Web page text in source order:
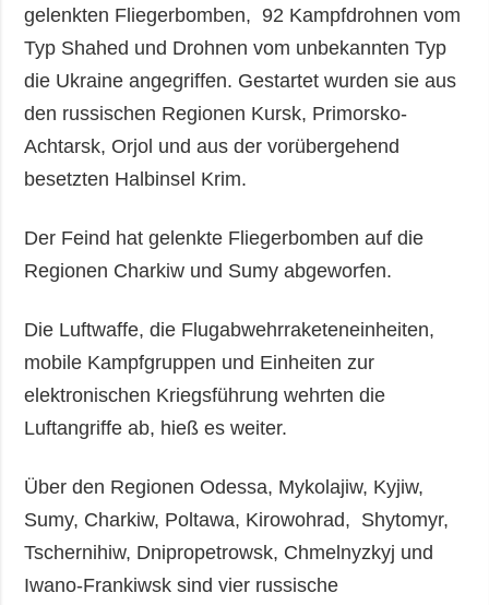
gelenkten Fliegerbomben, 92 Kampfdrohnen vom
Typ Shahed und Drohnen vom unbekannten Typ
die Ukraine angegriffen. Gestartet wurden sie aus
den russischen Regionen Kursk, Primorsko-
Achtarsk, Orjol und aus der vorübergehend
besetzten Halbinsel Krim.
Der Feind hat gelenkte Fliegerbomben auf die
Regionen Charkiw und Sumy abgeworfen.
Die Luftwaffe, die Flugabwehrraketeneinheiten,
mobile Kampfgruppen und Einheiten zur
elektronischen Kriegsführung wehrten die
Luftangriffe ab, hieß es weiter.
Über den Regionen Odessa, Mykolajiw, Kyjiw,
Sumy, Charkiw, Poltawa, Kirowohrad, Shytomyr,
Tschernihiw, Dnipropetrowsk, Chmelnyzkyj und
Iwano-Frankiwsk sind vier russische